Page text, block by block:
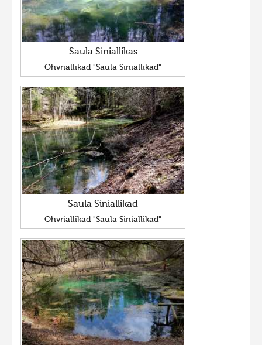
Saula Siniallikas
Ohvriallikad "Saula Siniallikad"
Saula Siniallikad
Ohvriallikad "Saula Siniallikad"